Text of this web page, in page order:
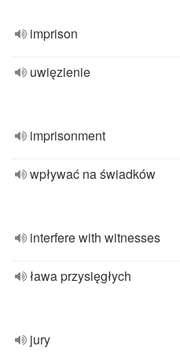
imprison
uwięzienie
imprisonment
wpływać na świadków
interfere with witnesses
ława przysięgłych
jury